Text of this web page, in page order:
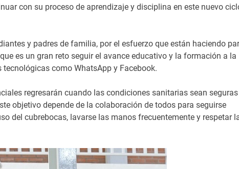
con su proceso de aprendizaje y disciplina en este nuevo
y padres de familia, por el esfuerzo que están haciendo
es un gran reto seguir el avance educativo y la formación a la
como WhatsApp y Facebook.
regresarán cuando las condiciones sanitarias sean seguras
objetivo depende de la colaboración de todos para seguirse
del cubrebocas, lavarse las manos frecuentemente y respetar